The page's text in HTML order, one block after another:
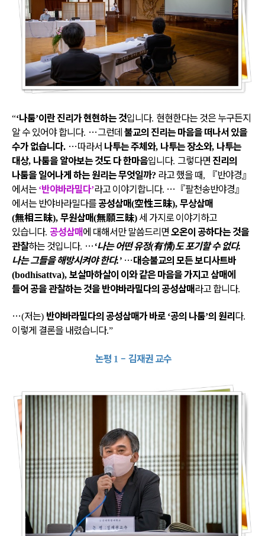
“‘나툼’이란 진리가 현현하는 것입니다. 현현한다는 것은 누구든지
알 수 있어야 합니다. …그런데불교의 진리는 마음을 떠나서 있을
수가 없습니다. …따라서 나투는 주체와, 나투는 장소와, 나투는
대상, 나툼을 알아보는 것도 다 한마음입니다. 그렇다면 진리의
나툼을 일어나게 하는 원리는 무엇일까? 라고 했을 때, 『반야경』
에서는 ‘반야바라밀다’라고 이야기합니다. … 『팔천송반야경』
에서는 반야바라밀다를공성삼매(空性三昧), 무상삼매
(無相三昧), 무원삼매(無願三昧)세 가지로 이야기하고
있습니다. 공성삼매에 대해서만 말씀드리면오온이 공하다는 것을
관찰하는 것입니다. …‘나는 어떤 유정(有情)도 포기할 수 없다.
나는 그들을 해방시켜야 한다.’ …대승불교의 모든 보디사트바
(bodhisattva), 보살마하살이 이와 같은 마음을 가지고 삼매에
들어 공을 관찰하는 것을 반야바라밀다의 공성삼매라고 합니다.
…(저는) 반야바라밀다의 공성삼매가 바로 ‘공의 나툼’의 원리다.
이렇게 결론을 내렸습니다.”
논평 1 – 김재권 교수